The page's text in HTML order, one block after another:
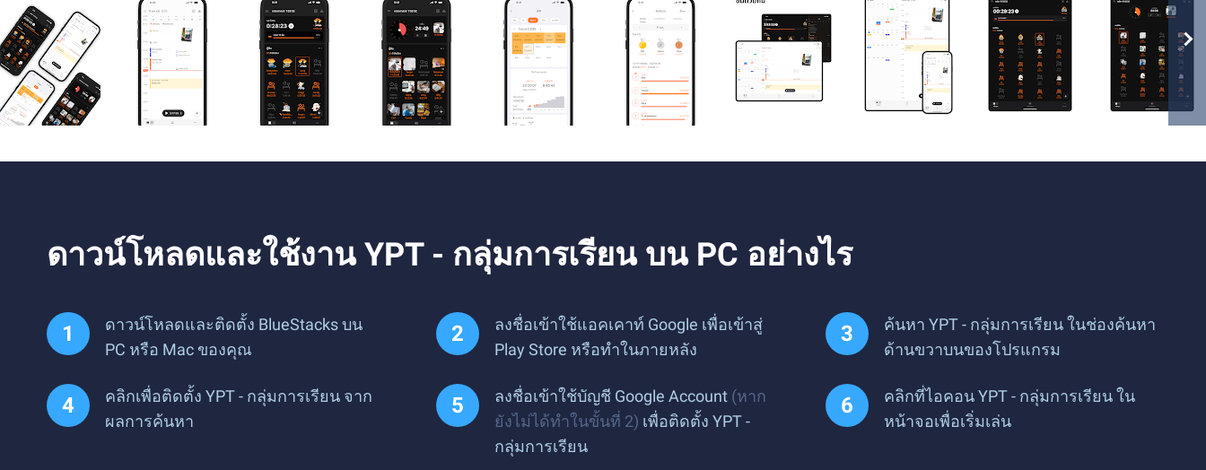
ดาวน์โหลดและใช้งาน YPT - กลุ่มการเรียน บน PC อย่างไร
ดาวน์โหลดและติดตั้ง BlueStacks บน
PC หรือ Mac ของคุณ
ลงชื่อเข้าใช้แอคเคาท์ Google เพื่อเข้าสู่
Play Store หรือทำในภายหลัง
ค้นหา YPT - กลุ่มการเรียน ในช่องค้นหา
ด้านขวาบนของโปรแกรม
คลิกเพื่อติดตั้ง YPT - กลุ่มการเรียน จาก
ผลการค้นหา
ลงชื่อเข้าใช้บัญชี Google Account (หาก
ยังไม่ได้ทำในขั้นที่ 2) เพื่อติดตั้ง YPT -
กลุ่มการเรียน
คลิกที่ไอคอน YPT - กลุ่มการเรียน ใน
หน้าจอเพื่อเริ่มเล่น